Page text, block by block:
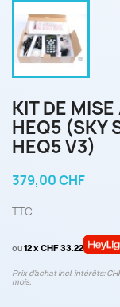
KIT DE
HEQ5 (SKY
HEQ5 V3)
379,00 CHF
TTC
ou12 x CHF 33.22
Prix d’achat incl. intérêts:
mois.